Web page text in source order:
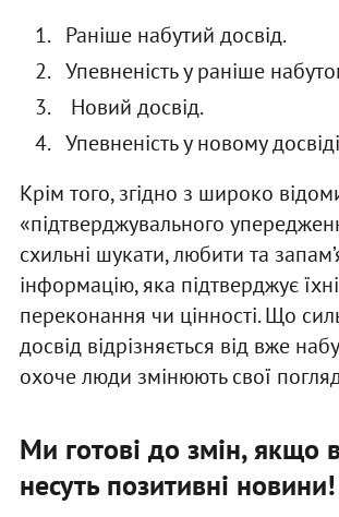
Раніше набутий досвід.
Упевненість у раніше
Новий досвід.
Упевненість у новому
Крім того, згідно з широко
«підтверджувального
схильні шукати, любити та
інформацію, яка підтверджує
переконання чи цінності. Що
досвід відрізняється від вже
охоче люди змінюють свої
Ми готові до змін, якщо
несуть позитивні новини!